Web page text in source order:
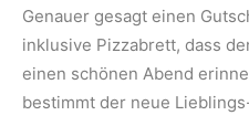
Genauer gesagt einen
inklusive Pizzabrett, dass
einen schönen Abend
bestimmt der neue